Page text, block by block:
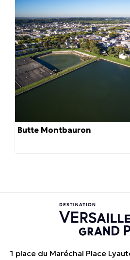
Butte Montbauron
1 place du Maréchal Place